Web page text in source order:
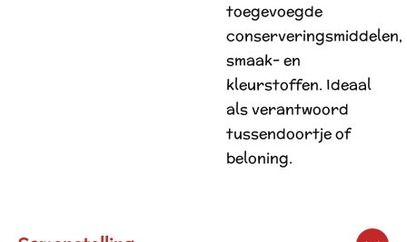
toegevoegde
conserveringsmiddelen,
smaak- en
kleurstoffen. Ideaal
als verantwoord
tussendoortje of
beloning.